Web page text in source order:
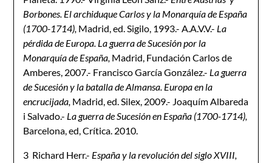
Borbones. El archiduque Carlos y la Monarquía de España
(1700-1714), Madrid, ed. Sigilo, 1993.- A.A.V.V.- La
pérdida de Europa. La guerra de Sucesión por la
Monarquía de España, Madrid, Fundación Carlos de
Amberes, 2007.- Francisco García González.- La guerra
de Sucesión y la batalla de Almansa. Europa en la
encrucijada, Madrid, ed. Silex, 2009.- Joaquím Albareda
i Salvado.- La guerra de Sucesión en España (1700-1714),
Barcelona, ed, Crítica. 2010.
3 Richard Herr.- España y la revolución del siglo XVIII,